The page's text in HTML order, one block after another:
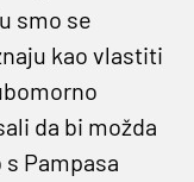
smo se
kao vlastiti
da bi možda
Pampasa